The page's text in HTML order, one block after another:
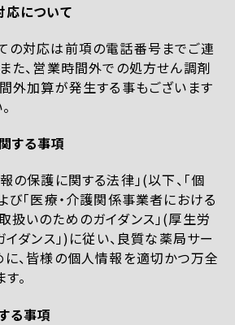
について
の対応は前項の電話番号までご連
た、営業時間外での処方せん調剤
外加算が発生する事もございます
する事項
の保護に関する法律」(以下、「個
び「医療・介護関係事業者における
扱いのためのガイダンス」(厚生労
イダンス」)に従い、良質な薬局サー
に、皆様の個人情報を適切かつ万全
。
る事項